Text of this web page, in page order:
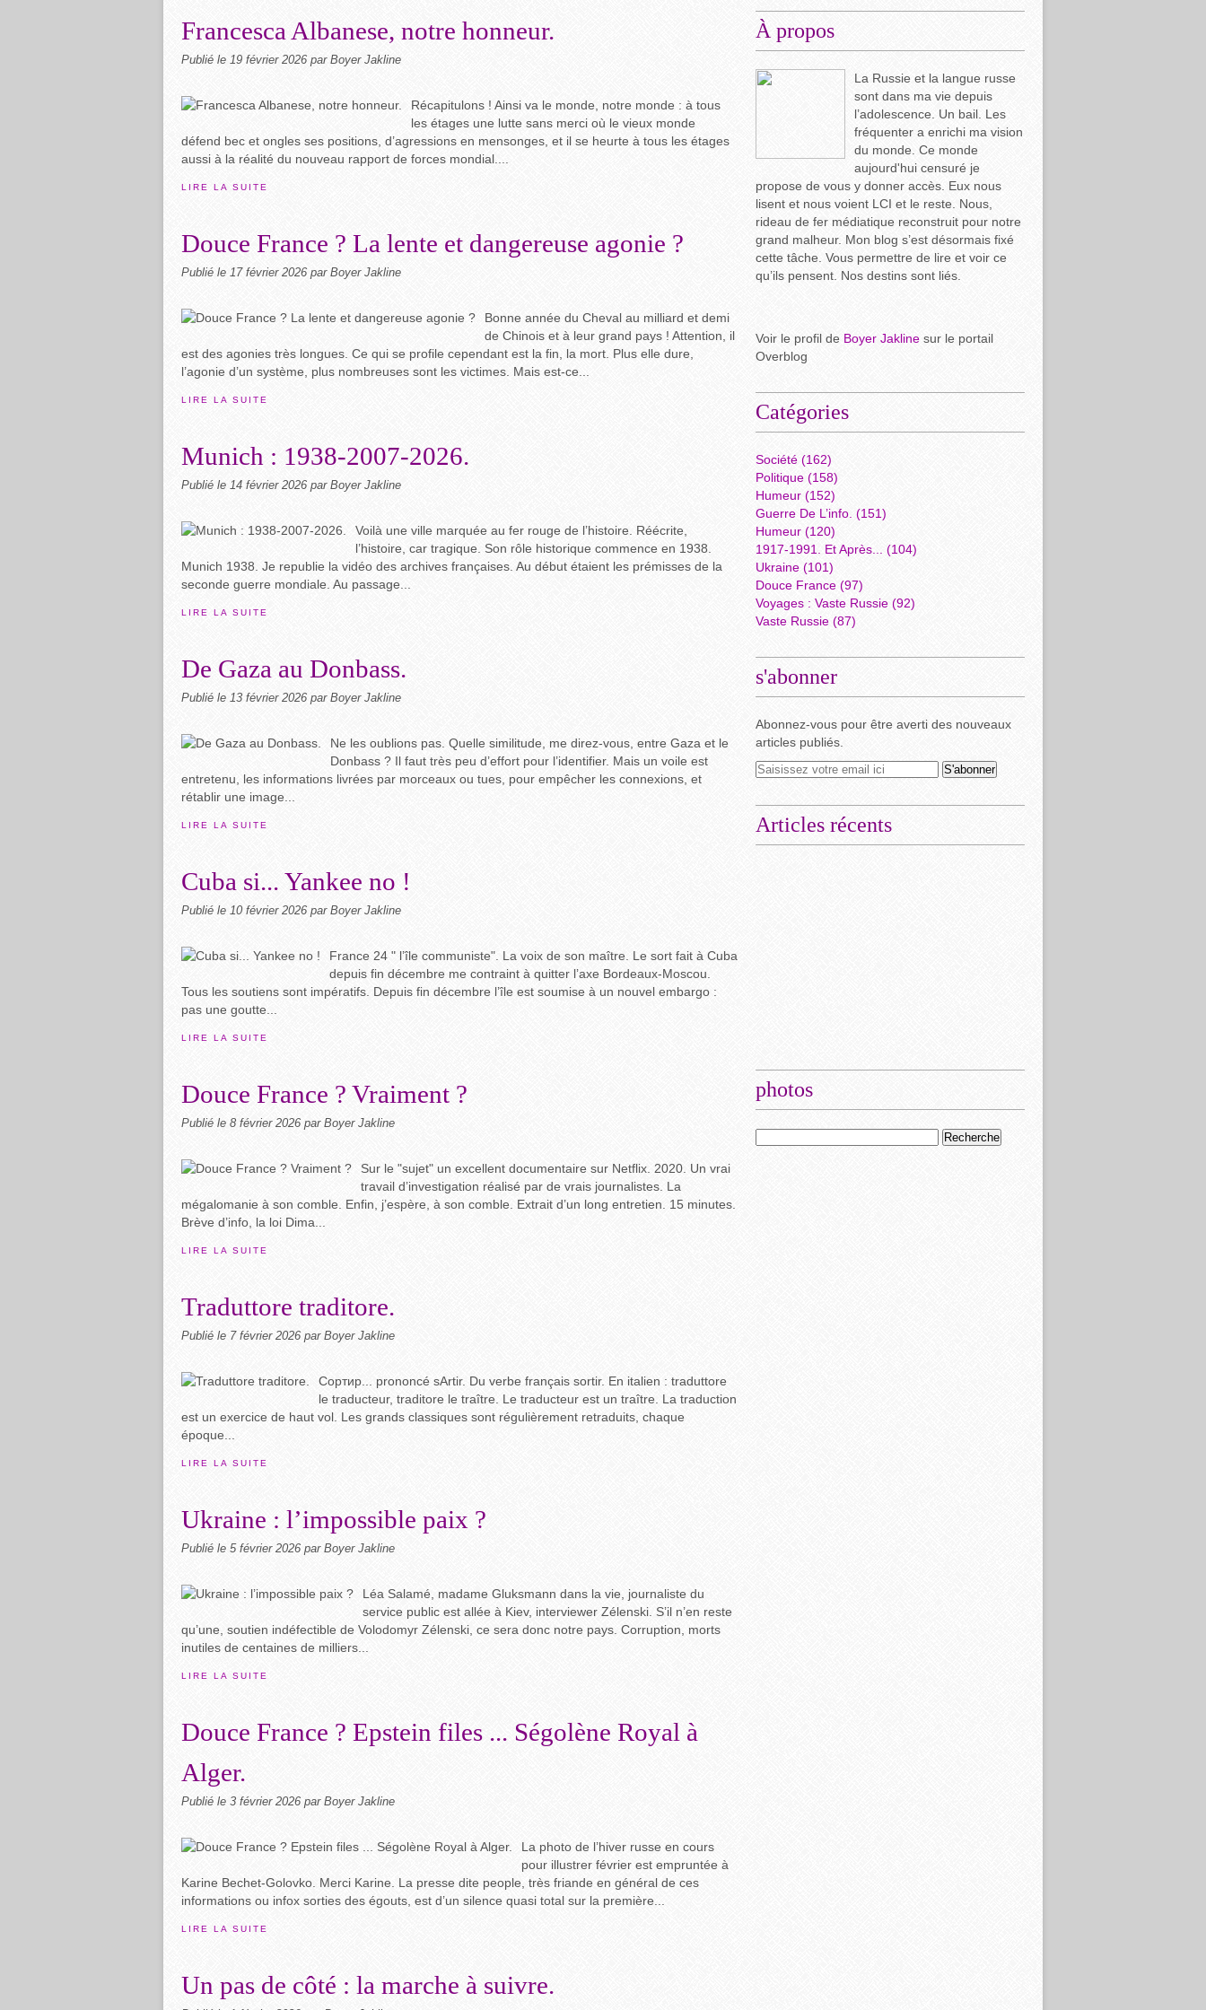
Francesca Albanese, notre honneur.
Publié le 19 février 2026 par Boyer Jakline
Récapitulons ! Ainsi va le monde, notre monde : à tous
les étages une lutte sans merci où le vieux monde
défend bec et ongles ses positions, d’agressions en mensonges, et il se heurte à tous les étages
aussi à la réalité du nouveau rapport de forces mondial....
LIRE LA SUITE
Douce France ? La lente et dangereuse agonie ?
Publié le 17 février 2026 par Boyer Jakline
Bonne année du Cheval au milliard et demi
de Chinois et à leur grand pays ! Attention, il
est des agonies très longues. Ce qui se profile cependant est la fin, la mort. Plus elle dure,
l’agonie d’un système, plus nombreuses sont les victimes. Mais est-ce...
LIRE LA SUITE
Munich : 1938-2007-2026.
Publié le 14 février 2026 par Boyer Jakline
Voilà une ville marquée au fer rouge de l’histoire. Réécrite,
l’histoire, car tragique. Son rôle historique commence en 1938.
Munich 1938. Je republie la vidéo des archives françaises. Au début étaient les prémisses de la
seconde guerre mondiale. Au passage...
LIRE LA SUITE
De Gaza au Donbass.
Publié le 13 février 2026 par Boyer Jakline
Ne les oublions pas. Quelle similitude, me direz-vous, entre Gaza et le
Donbass ? Il faut très peu d’effort pour l’identifier. Mais un voile est
entretenu, les informations livrées par morceaux ou tues, pour empêcher les connexions, et
rétablir une image...
LIRE LA SUITE
Cuba si... Yankee no !
Publié le 10 février 2026 par Boyer Jakline
France 24 " l’île communiste". La voix de son maître. Le sort fait à Cuba
depuis fin décembre me contraint à quitter l’axe Bordeaux-Moscou.
Tous les soutiens sont impératifs. Depuis fin décembre l’île est soumise à un nouvel embargo :
pas une goutte...
LIRE LA SUITE
Douce France ? Vraiment ?
Publié le 8 février 2026 par Boyer Jakline
Sur le "sujet" un excellent documentaire sur Netflix. 2020. Un vrai
travail d’investigation réalisé par de vrais journalistes. La
mégalomanie à son comble. Enfin, j’espère, à son comble. Extrait d’un long entretien. 15 minutes.
Brève d’info, la loi Dima...
LIRE LA SUITE
Traduttore traditore.
Publié le 7 février 2026 par Boyer Jakline
Сортир... prononcé sArtir. Du verbe français sortir. En italien : traduttore
le traducteur, traditore le traître. Le traducteur est un traître. La traduction
est un exercice de haut vol. Les grands classiques sont régulièrement retraduits, chaque
époque...
LIRE LA SUITE
Ukraine : l’impossible paix ?
Publié le 5 février 2026 par Boyer Jakline
Léa Salamé, madame Gluksmann dans la vie, journaliste du
service public est allée à Kiev, interviewer Zélenski. S’il n’en reste
qu’une, soutien indéfectible de Volodomyr Zélenski, ce sera donc notre pays. Corruption, morts
inutiles de centaines de milliers...
LIRE LA SUITE
Douce France ? Epstein files ... Ségolène Royal à
Alger.
Publié le 3 février 2026 par Boyer Jakline
La photo de l’hiver russe en cours
pour illustrer février est empruntée à
Karine Bechet-Golovko. Merci Karine. La presse dite people, très friande en général de ces
informations ou infox sorties des égouts, est d’un silence quasi total sur la première...
LIRE LA SUITE
Un pas de côté : la marche à suivre.
À propos
La Russie et la langue russe
sont dans ma vie depuis
l’adolescence. Un bail. Les
fréquenter a enrichi ma vision
du monde. Ce monde
aujourd'hui censuré je
propose de vous y donner accès. Eux nous
lisent et nous voient LCI et le reste. Nous,
rideau de fer médiatique reconstruit pour notre
grand malheur. Mon blog s’est désormais fixé
cette tâche. Vous permettre de lire et voir ce
qu’ils pensent. Nos destins sont liés.
Voir le profil de Boyer Jakline sur le portail
Overblog
Catégories
Société (162)
Politique (158)
Humeur (152)
Guerre De L’info. (151)
Humeur (120)
1917-1991. Et Après...
(104)
Ukraine (101)
Douce France (97)
Voyages : Vaste Russie (92)
Vaste Russie (87)
s'abonner
Abonnez-vous pour être averti des nouveaux
articles publiés.
Articles récents
photos